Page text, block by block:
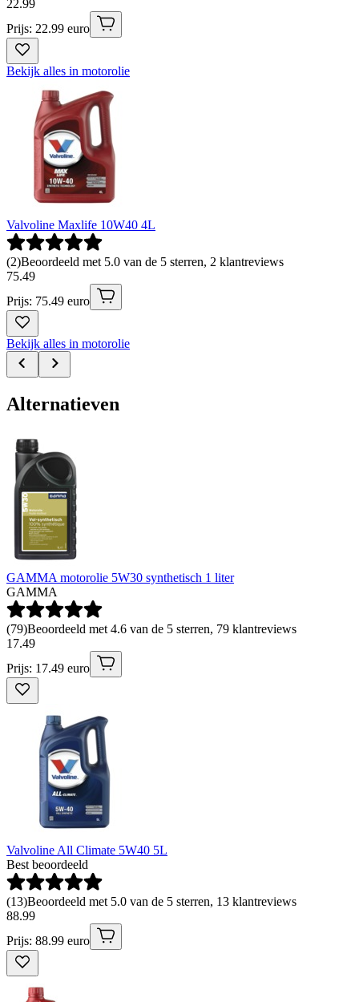
22.99
Prijs: 22.99 euro
Bekijk alles in motorolie
Valvoline Maxlife 10W40 4L
(2)Beoordeeld met 5.0 van de 5 sterren, 2 klantreviews
75.49
Prijs: 75.49 euro
Bekijk alles in motorolie
Alternatieven
GAMMA motorolie 5W30 synthetisch 1 liter
GAMMA
(79)Beoordeeld met 4.6 van de 5 sterren, 79 klantreviews
17.49
Prijs: 17.49 euro
Valvoline All Climate 5W40 5L
Best beoordeeld
(13)Beoordeeld met 5.0 van de 5 sterren, 13 klantreviews
88.99
Prijs: 88.99 euro